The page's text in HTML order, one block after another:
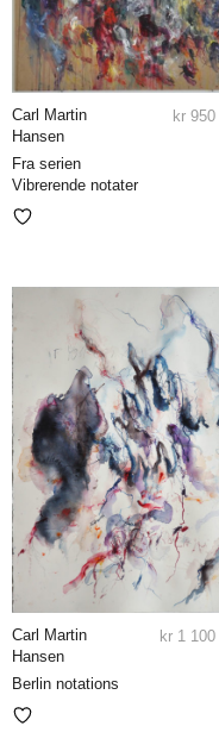
Carl Martin
Hansen
Fra serien
Vibrerende notater
kr 950
Carl Martin
Hansen
Berlin notations
kr 1 100